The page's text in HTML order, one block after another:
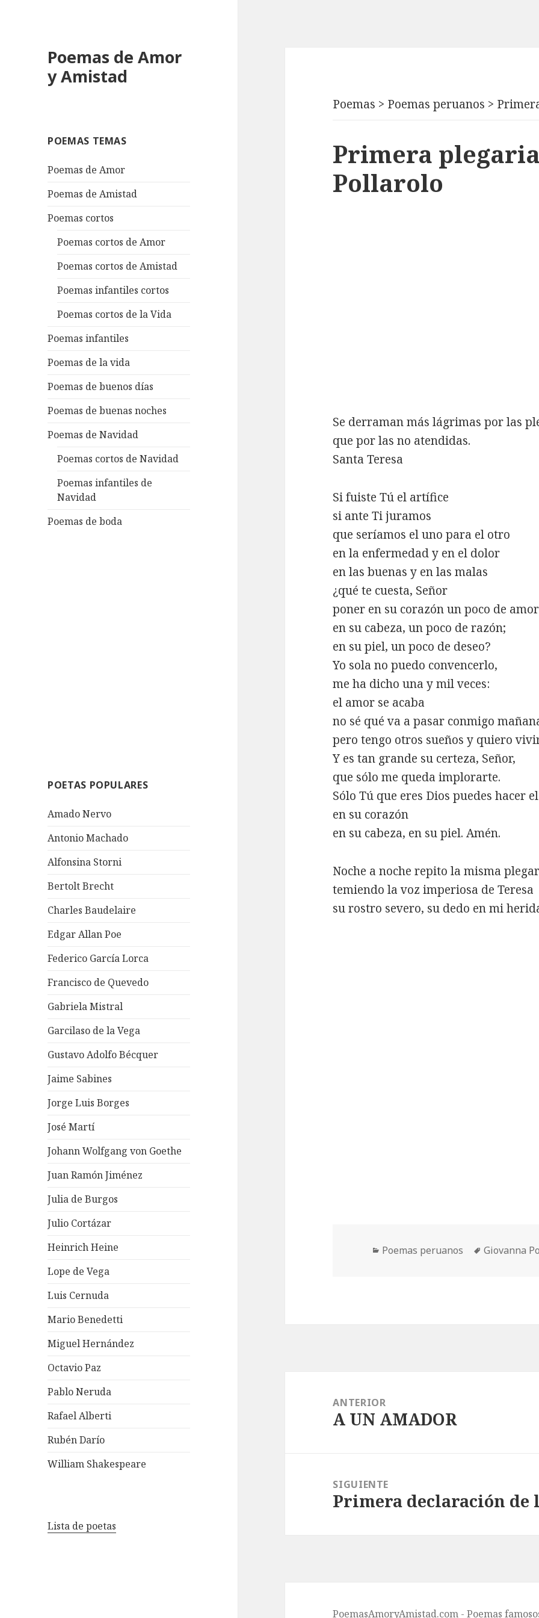
Poemas de Amor
y Amistad
POEMAS TEMAS
Poemas de Amor
Poemas de Amistad
Poemas cortos
Poemas cortos de Amor
Poemas cortos de Amistad
Poemas infantiles cortos
Poemas cortos de la Vida
Poemas infantiles
Poemas de la vida
Poemas de buenos días
Poemas de buenas noches
Poemas de Navidad
Poemas cortos de Navidad
Poemas infantiles de
Navidad
Poemas de boda
POETAS POPULARES
Amado Nervo
Antonio Machado
Alfonsina Storni
Bertolt Brecht
Charles Baudelaire
Edgar Allan Poe
Federico García Lorca
Francisco de Quevedo
Gabriela Mistral
Garcilaso de la Vega
Gustavo Adolfo Bécquer
Jaime Sabines
Jorge Luis Borges
José Martí
Johann Wolfgang von Goethe
Juan Ramón Jiménez
Julia de Burgos
Julio Cortázar
Heinrich Heine
Lope de Vega
Luis Cernuda
Mario Benedetti
Miguel Hernández
Octavio Paz
Pablo Neruda
Rafael Alberti
Rubén Darío
William Shakespeare
Lista de poetas
Poemas > Poemas peruanos >
Primera
Pollarolo
Se derraman más lágrimas por las
que por las no atendidas.
Santa Teresa
Si fuiste Tú el artífice
si ante Ti juramos
que seríamos el uno para el otro
en la enfermedad y en el dolor
en las buenas y en las malas
¿qué te cuesta, Señor
poner en su corazón un poco de
en su cabeza, un poco de razón;
en su piel, un poco de deseo?
Yo sola no puedo convencerlo,
me ha dicho una y mil veces:
el amor se acaba
no sé qué va a pasar conmigo
pero tengo otros sueños y quiero
Y es tan grande su certeza, Señor,
que sólo me queda implorarte.
Sólo Tú que eres Dios puedes hacer
en su corazón
en su cabeza, en su piel. Amén.
Noche a noche repito la misma
temiendo la voz imperiosa de Teresa
su rostro severo, su dedo en mi
Categorías
Poemas peruanos Etiquetas
Giovanna
entradas
ANTERIOR
Entrada
A UN AMADOR
SIGUIENTE
Entrada
Primera declaración de
PoemasAmoryAmistad.com - Poemas